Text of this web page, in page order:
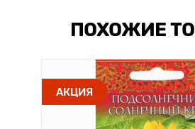
ПОХОЖИЕ
АКЦИЯ